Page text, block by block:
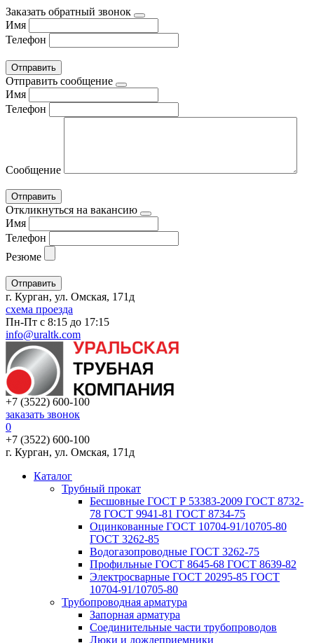
Заказать обратный звонок
Имя
Телефон
Отправить сообщение
Имя
Телефон
Сообщение
Откликнуться на вакансию
Имя
Телефон
Резюме
г. Курган, ул. Омская, 171д
схема проезда
Пн-Пт с 8:15 до 17:15
info@uraltk.com
+7 (3522) 600-100
заказать звонок
0
+7 (3522) 600-100
г. Курган, ул. Омская, 171д
Каталог
Трубный прокат
Беcшовные ГОСТ Р 53383-2009 ГОСТ 8732-
78 ГОСТ 9941-81 ГОСТ 8734-75
Оцинкованные ГОСТ 10704-91/10705-80
ГОСТ 3262-85
Водогазопроводные ГОСТ 3262-75
Профильные ГОСТ 8645-68 ГОСТ 8639-82
Электросварные ГОСТ 20295-85 ГОСТ
10704-91/10705-80
Трубопроводная арматура
Запорная арматура
Соединительные части трубопроводов
Люки и дождеприемники